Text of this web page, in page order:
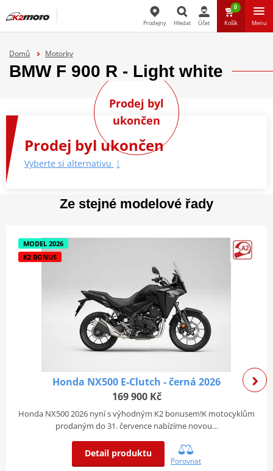
Prodejny Hledat Účet
0
Košík Menu
Domů Motorky
BMW F 900 R - Light white
Prodej byl
ukončen
Prodej byl ukončen
Vyberte si alternativu
Ze stejné modelové řady
MODEL 2026
K2 BONUS
Honda NX500 E-Clutch - černá 2026
169 900 Kč
Honda NX500 2026 nyní s výhodným K2 bonusem!K motocyklům
prodaným do 31. července nabízíme novou…
Detail produktu
Porovnat